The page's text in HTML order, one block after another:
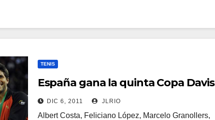
TENIS
España gana la quinta Copa Davis
DIC 6, 2011 JLRIO
Albert Costa, Feliciano López, Marcelo Granollers,